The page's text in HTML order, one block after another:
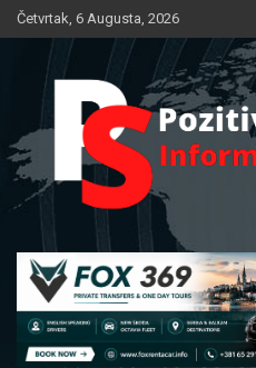
Skip
to
Četvrtak, 6 Augusta, 2026
Pozitivna